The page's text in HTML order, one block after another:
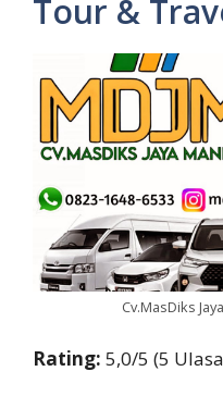
Tour &
Cv.MasDiks
Rating: 5,0/5 (5